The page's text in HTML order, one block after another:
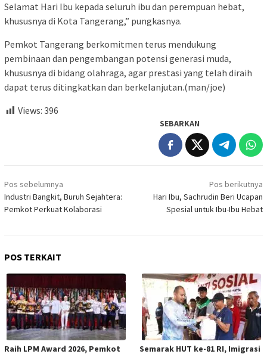
Selamat Hari Ibu kepada seluruh ibu dan perempuan hebat,
khususnya di Kota Tangerang,” pungkasnya.
Pemkot Tangerang berkomitmen terus mendukung
pembinaan dan pengembangan potensi generasi muda,
khususnya di bidang olahraga, agar prestasi yang telah diraih
dapat terus ditingkatkan dan berkelanjutan.(man/joe)
Views: 396
SEBARKAN
Navigasi
pos
Pos sebelumnya
Industri Bangkit, Buruh Sejahtera:
Pemkot Perkuat Kolaborasi
Pos berikutnya
Hari Ibu, Sachrudin Beri Ucapan
Spesial untuk Ibu-Ibu Hebat
POS TERKAIT
Raih LPM Award 2026, Pemkot
Semarak HUT ke-81 RI, Imigrasi